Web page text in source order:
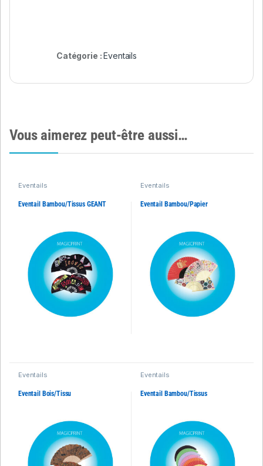
Catégorie :Eventails
Vous aimerez peut-être aussi…
Eventails
Eventail Bambou/Tissus GEANT
Eventails
Eventail Bambou/Papier
Eventails
Eventail Bois/Tissu
Eventails
Eventail Bambou/Tissus